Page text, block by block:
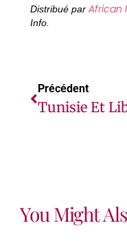
Distribué par African
Info.
Précédent
You Might